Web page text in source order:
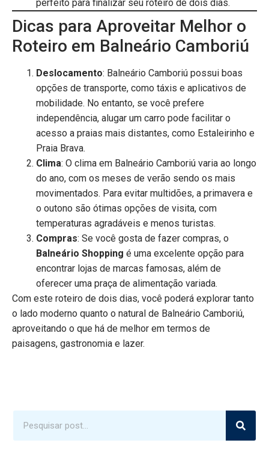
perfeito para finalizar seu roteiro de dois dias.
Dicas para Aproveitar Melhor o
Roteiro em Balneário Camboriú
Deslocamento: Balneário Camboriú possui boas
opções de transporte, como táxis e aplicativos de
mobilidade. No entanto, se você prefere
independência, alugar um carro pode facilitar o
acesso a praias mais distantes, como Estaleirinho e
Praia Brava.
Clima: O clima em Balneário Camboriú varia ao longo
do ano, com os meses de verão sendo os mais
movimentados. Para evitar multidões, a primavera e
o outono são ótimas opções de visita, com
temperaturas agradáveis e menos turistas.
Compras: Se você gosta de fazer compras, o
Balneário Shopping é uma excelente opção para
encontrar lojas de marcas famosas, além de
oferecer uma praça de alimentação variada.
Com este roteiro de dois dias, você poderá explorar tanto
o lado moderno quanto o natural de Balneário Camboriú,
aproveitando o que há de melhor em termos de
paisagens, gastronomia e lazer.